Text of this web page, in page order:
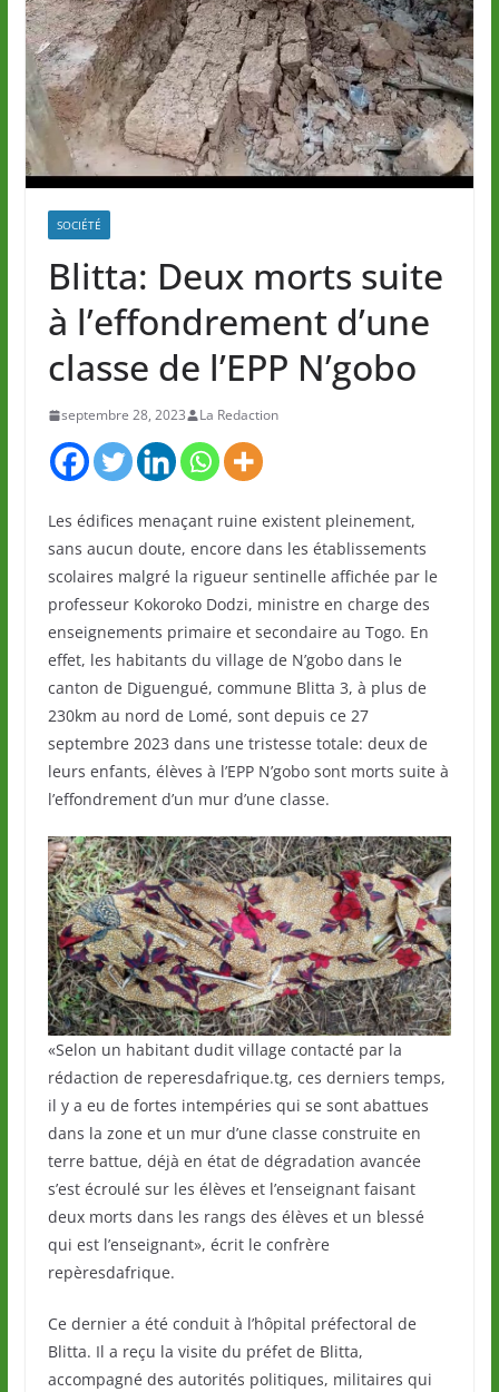
SOCIÉTÉ
Blitta: Deux morts suite
à l’effondrement d’une
classe de l’EPP N’gobo
septembre 28, 2023 La Redaction
Les édifices menaçant ruine existent pleinement,
sans aucun doute, encore dans les établissements
scolaires malgré la rigueur sentinelle affichée par le
professeur Kokoroko Dodzi, ministre en charge des
enseignements primaire et secondaire au Togo. En
effet, les habitants du village de N’gobo dans le
canton de Diguengué, commune Blitta 3, à plus de
230km au nord de Lomé, sont depuis ce 27
septembre 2023 dans une tristesse totale: deux de
leurs enfants, élèves à l’EPP N’gobo sont morts suite à
l’effondrement d’un mur d’une classe.
«Selon un habitant dudit village contacté par la
rédaction de reperesdafrique.tg, ces derniers temps,
il y a eu de fortes intempéries qui se sont abattues
dans la zone et un mur d’une classe construite en
terre battue, déjà en état de dégradation avancée
s’est écroulé sur les élèves et l’enseignant faisant
deux morts dans les rangs des élèves et un blessé
qui est l’enseignant», écrit le confrère
repèresdafrique.
Ce dernier a été conduit à l’hôpital préfectoral de
Blitta. Il a reçu la visite du préfet de Blitta,
accompagné des autorités politiques, militaires qui